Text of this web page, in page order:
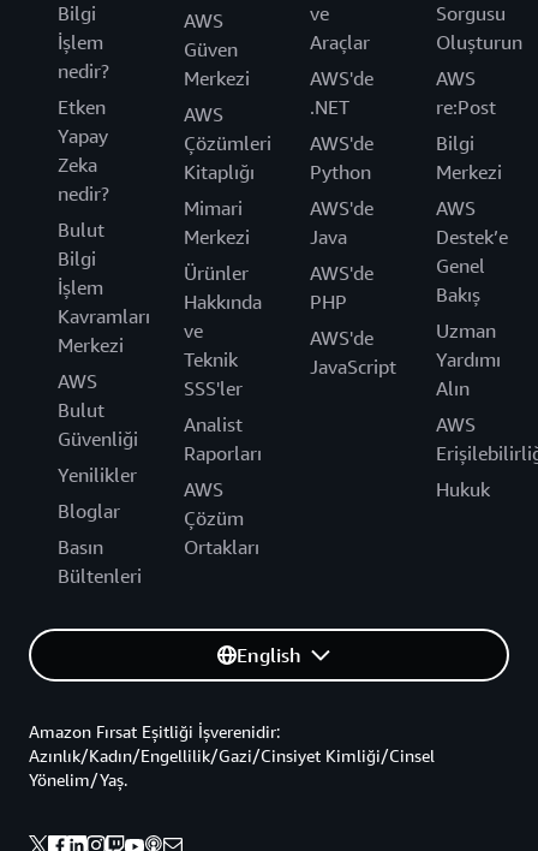
Bilgi
İşlem
nedir?
Etken
Yapay
Zeka
nedir?
Bulut
Bilgi
İşlem
Kavramları
Merkezi
AWS
Bulut
Güvenliği
Yenilikler
Bloglar
Basın
Bültenleri
AWS
Güven
Merkezi
AWS
Çözümleri
Kitaplığı
Mimari
Merkezi
Ürünler
Hakkında
ve
Teknik
SSS'ler
Analist
Raporları
AWS
Çözüm
Ortakları
ve
Araçlar
AWS'de
.NET
AWS'de
Python
AWS'de
Java
AWS'de
PHP
AWS'de
JavaScript
Sorgusu
Oluşturun
AWS
re:Post
Bilgi
Merkezi
AWS
Destek’e
Genel
Bakış
Uzman
Yardımı
Alın
AWS
Hukuk
English
Amazon Fırsat Eşitliği İşverenidir:
Azınlık/Kadın/Engellilik/Gazi/Cinsiyet Kimliği/Cinsel
Yönelim/Yaş.